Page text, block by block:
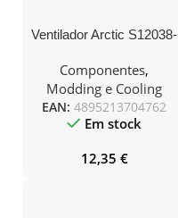
Ventilador Arctic S12038-
Componentes,
Modding e Cooling
EAN: 4895213704762
Em stock
12,35 €